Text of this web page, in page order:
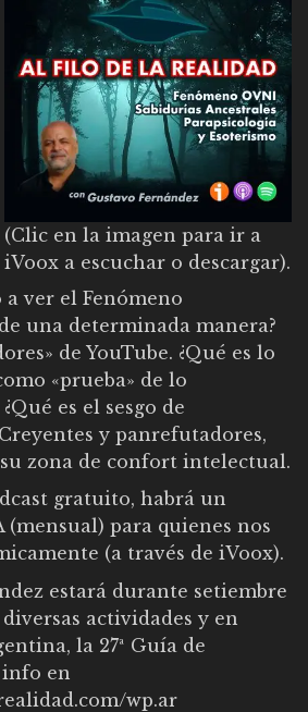
(Clic en la imagen para ir a
iVoox a escuchar o descargar).
ver el Fenómeno
una determinada manera?
de YouTube. ¿Qué es lo
«prueba» de lo
es el sesgo de
y panrefutadores,
zona de confort intelectual.
gratuito, habrá un
(mensual) para quienes nos
(a través de iVoox).
estará durante setiembre
actividades y en
la 27ª Guía de
info en
wp.ar